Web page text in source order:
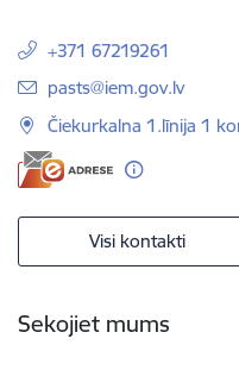
+371 67219261
E-pasts:
pasts@iem.gov.lv
Čiekurkalna 1.līnija 1
Visi kontakti
Sekojiet mums